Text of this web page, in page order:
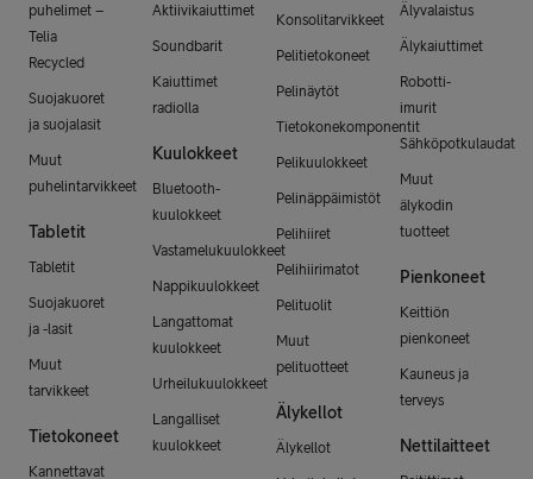
puhelimet –
Telia
Recycled
Suojakuoret
ja suojalasit
Muut
puhelintarvikkeet
Tabletit
Tabletit
Suojakuoret
ja -lasit
Muut
tarvikkeet
Tietokoneet
Kannettavat
Aktiivikaiuttimet
Soundbarit
Kaiuttimet
radiolla
Kuulokkeet
Bluetooth-
kuulokkeet
Vastamelukuulokkeet
Nappikuulokkeet
Langattomat
kuulokkeet
Urheilukuulokkeet
Langalliset
kuulokkeet
Konsolitarvikkeet
Pelitietokoneet
Pelinäytöt
Tietokonekomponentit
Pelikuulokkeet
Pelinäppäimistöt
Pelihiiret
Pelihiirimatot
Pelituolit
Muut
pelituotteet
Älykellot
Älykellot
Älyvalaistus
Älykaiuttimet
Robotti-
imurit
Sähköpotkulaudat
Muut
älykodin
tuotteet
Pienkoneet
Keittiön
pienkoneet
Kauneus ja
terveys
Nettilaitteet